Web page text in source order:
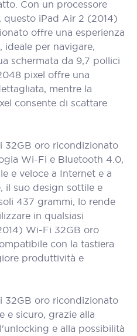
Con un processore
questo iPad Air 2 (2014)
offre una esperienza
per navigare,
schermata da 9,7 pollici
pixel offre una
mentre la
consente di scattare
32GB oro ricondizionato
Wi-Fi e Bluetooth 4.0,
e veloce a Internet e a
il suo design sottile e
437 grammi, lo rende
in qualsiasi
Wi-Fi 32GB oro
con la tastiera
produttività e
32GB oro ricondizionato
e sicuro, grazie alla
e alla possibilità